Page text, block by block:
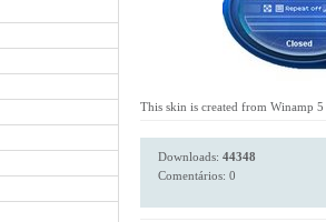
This skin is created from Winamp
Downloads: 44348
Comentários: 0